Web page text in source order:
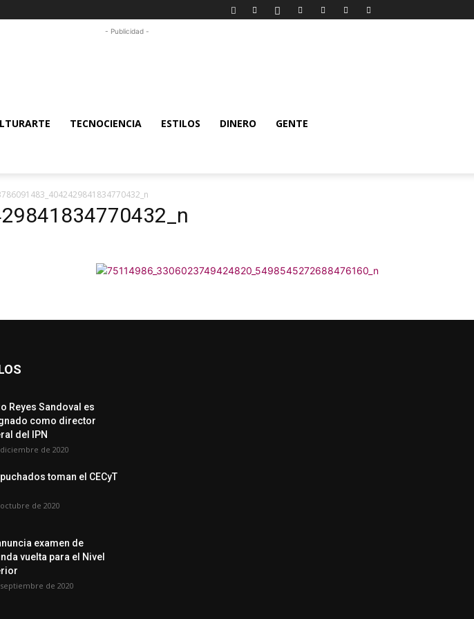
- Publicidad -
TECNOCIENCIA ESTILOS DINERO GENTE
Reyes Sandoval es
como director
del IPN
de 2020
toman el CECyT
de 2020
examen de
vuelta para el Nivel
de 2020